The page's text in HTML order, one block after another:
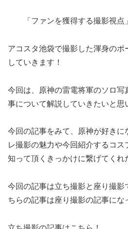
「ファンを獲得する撮影視
アコスタ池袋で撮影した渾身の
していきます！
今回は、原神の雷電将軍のソロ写
事について解説していきたいと思
今回の記事をみて、原神が好きに
レ撮影の魅力や今回紹介するコ
知って頂くきっかけに繋げてくれ
今回の記事は立ち撮影と座り撮影
ちらの記事は座り撮影の記事にな